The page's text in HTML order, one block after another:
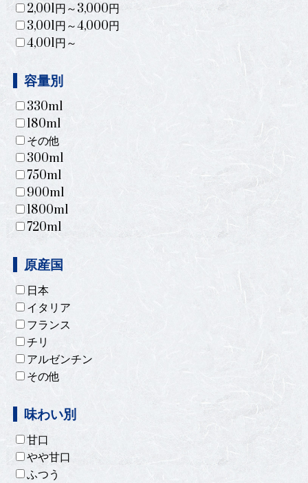
2,001円～3,000円
3,001円～4,000円
4,001円～
容量別
330ml
180ml
その他
300ml
750ml
900ml
1800ml
720ml
原産国
日本
イタリア
フランス
チリ
アルゼンチン
その他
味わい別
甘口
やや甘口
ふつう